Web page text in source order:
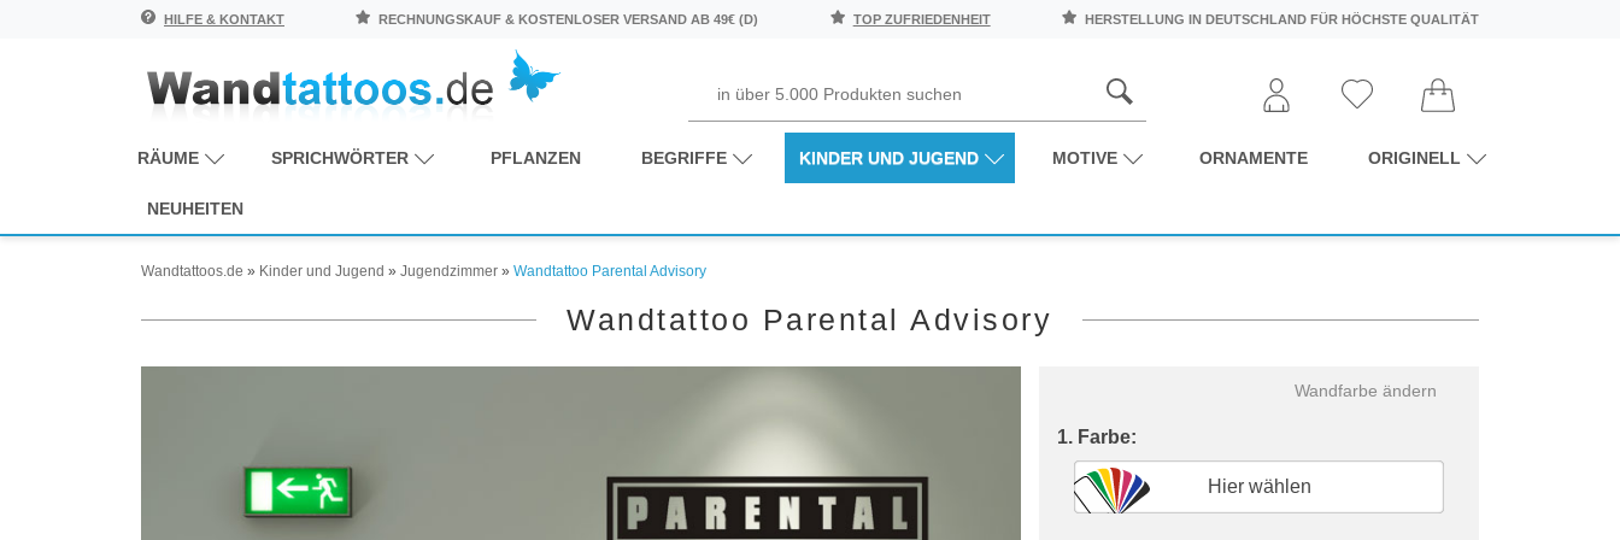
HILFE & KONTAKT RECHNUNGSKAUF & KOSTENLOSER VERSAND AB 49€ (D) TOP ZUFRIEDENHEIT HERSTELLUNG IN DEUTSCHLAND FÜR HÖCHSTE QUALITÄT
RÄUME SPRICHWÖRTER PFLANZEN BEGRIFFE KINDER UND JUGEND MOTIVE ORNAMENTE ORIGINELL
NEUHEITEN
Wandtattoos.de » Kinder und Jugend » Jugendzimmer » Wandtattoo Parental Advisory
Wandtattoo Parental Advisory
Wandfarbe ändern
1. Farbe:
Hier wählen